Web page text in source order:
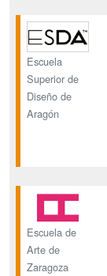
Escuela
Superior de
Diseño de
Aragón
Escuela de
Arte de
Zaragoza